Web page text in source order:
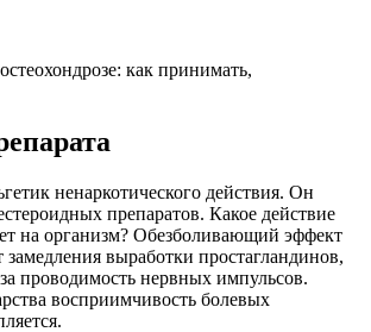
ненаркотического действия. Он
препаратов. Какое действие
на организм? Обезболивающий эффект
замедления выработки простагландинов,
проводимость нервных импульсов.
восприимчивость болевых